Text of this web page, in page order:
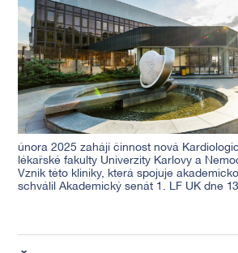
února 2025 zahájí činnost nová
lékařské fakulty Univerzity Karlovy a
Vznik této kliniky, která spojuje
schválil Akademický senát 1. LF UK dne